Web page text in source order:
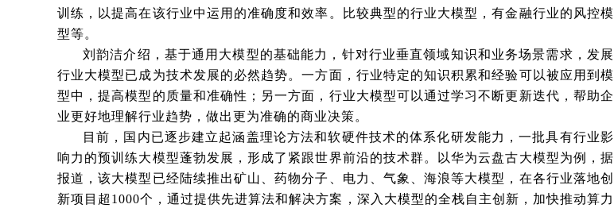
训练，以提高在该行业中运用的准确度和效率。比较典型的行业大模型，有金融行业的风控模
型等。
刘韵洁介绍，基于通用大模型的基础能力，针对行业垂直领域知识和业务场景需求，发展
行业大模型已成为技术发展的必然趋势。一方面，行业特定的知识积累和经验可以被应用到模
型中，提高模型的质量和准确性；另一方面，行业大模型可以通过学习不断更新迭代，帮助企
业更好地理解行业趋势，做出更为准确的商业决策。
目前，国内已逐步建立起涵盖理论方法和软硬件技术的体系化研发能力，一批具有行业影
响力的预训练大模型蓬勃发展，形成了紧跟世界前沿的技术群。以华为云盘古大模型为例，据
报道，该大模型已经陆续推出矿山、药物分子、电力、气象、海浪等大模型，在各行业落地创
新项目超1000个，通过提供先进算法和解决方案，深入大模型的全栈自主创新，加快推动算力